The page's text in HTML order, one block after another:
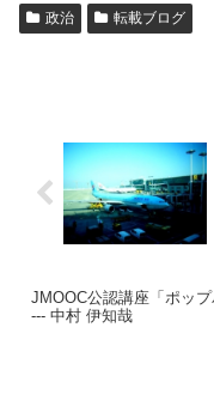
政治 転載ブログ
JMOOC公認講座「ポップ
--- 中村 伊知哉